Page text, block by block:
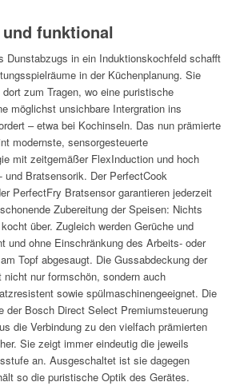
funktional
Dunstabzugs in ein Induktionskochfeld schafft
in der Küchenplanung. Sie
zum Tragen, wo eine puristische
möglichst unsichbare Intergration ins
– etwa bei Kochinseln. Das nun prämierte
modernste, sensorgesteuerte
mit zeitgemäßer FlexInduction und hoch
und Bratsensorik. Der PerfectCook
PerfectFry Bratsensor garantieren jederzeit
Zubereitung der Speisen: Nichts
über. Zugleich werden Gerüche und
und ohne Einschränkung des Arbeits- oder
Topf abgesaugt. Die Gussabdeckung der
nicht nur formschön, sondern auch
sowie spülmaschinengeeignet. Die
der Bosch Direct Select Premiumsteuerung
die Verbindung zu den vielfach prämierten
Sie zeigt immer eindeutig die jeweils
an. Ausgeschaltet ist sie dagegen
so die puristische Optik des Gerätes.